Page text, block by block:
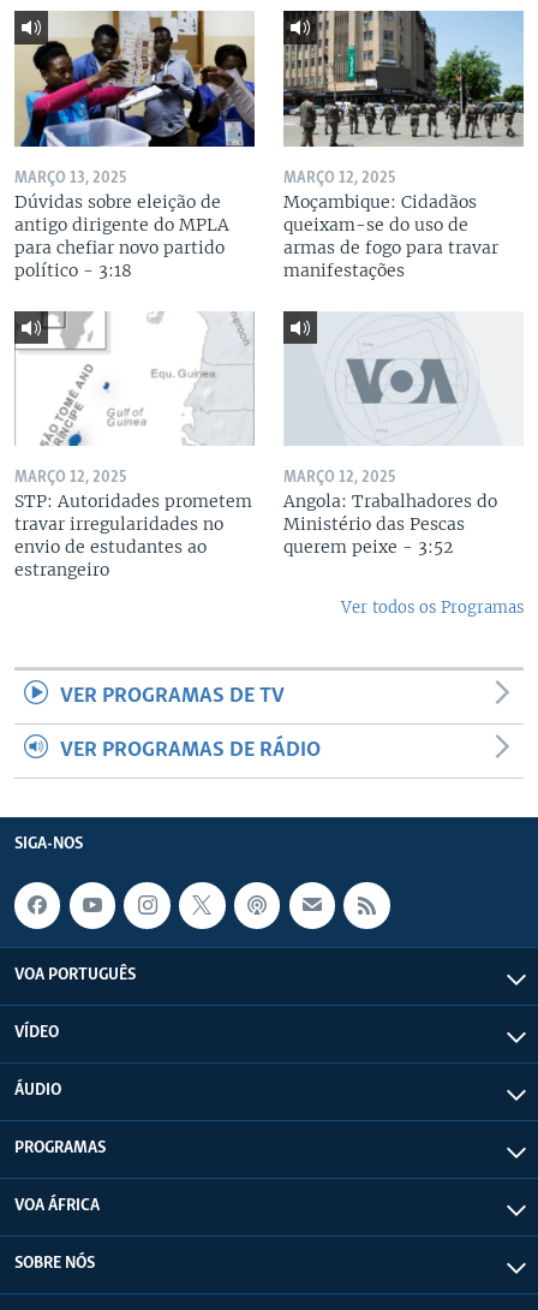
MARÇO 13, 2025
Dúvidas sobre eleição de
antigo dirigente do MPLA
para chefiar novo partido
político - 3:18
MARÇO 12, 2025
Moçambique: Cidadãos
queixam-se do uso de
armas de fogo para travar
manifestações
MARÇO 12, 2025
STP: Autoridades prometem
travar irregularidades no
envio de estudantes ao
estrangeiro
MARÇO 12, 2025
Angola: Trabalhadores do
Ministério das Pescas
querem peixe - 3:52
Ver todos os Programas
VER PROGRAMAS DE TV
VER PROGRAMAS DE RÁDIO
SIGA-NOS
VOA PORTUGUÊS
VÍDEO
ÁUDIO
PROGRAMAS
VOA ÁFRICA
SOBRE NÓS